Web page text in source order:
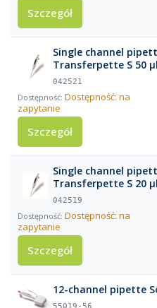
Szczegół
Single channel
Transferpette S 50 µl
042521
Dostępność: na
zapytanie
Szczegół
Single channel
Transferpette S 20 µl
042519
Dostępność: na
zapytanie
Szczegół
12-channel pipette